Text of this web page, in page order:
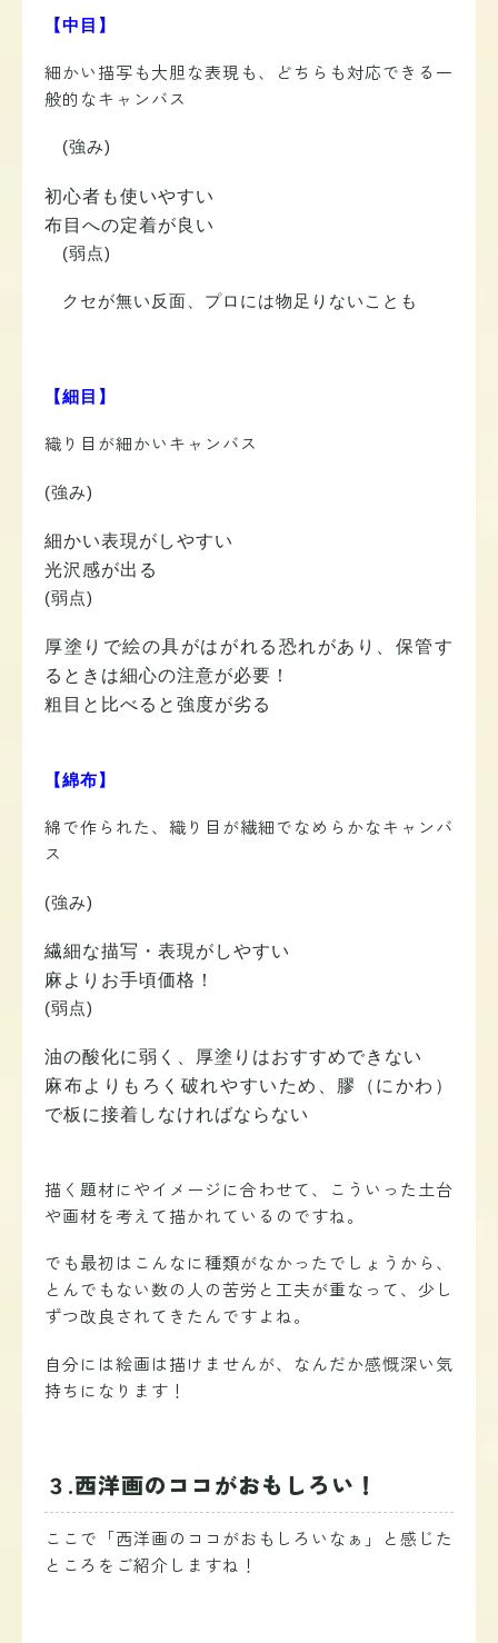
【中目】
細かい描写も大胆な表現も、どちらも対応できる一
般的なキャンバス
(強み)
初心者も使いやすい
布目への定着が良い
(弱点)
クセが無い反面、プロには物足りないことも
【細目】
織り目が細かいキャンバス
(強み)
細かい表現がしやすい
光沢感が出る
(弱点)
厚塗りで絵の具がはがれる恐れがあり、保管す
るときは細心の注意が必要！
粗目と比べると強度が劣る
【綿布】
綿で作られた、織り目が繊細でなめらかなキャンバ
ス
(強み)
繊細な描写・表現がしやすい
麻よりお手頃価格！
(弱点)
油の酸化に弱く、厚塗りはおすすめできない
麻布よりもろく破れやすいため、膠（にかわ）
で板に接着しなければならない
描く題材にやイメージに合わせて、こういった土台
や画材を考えて描かれているのですね。
でも最初はこんなに種類がなかったでしょうから、
とんでもない数の人の苦労と工夫が重なって、少し
ずつ改良されてきたんですよね。
自分には絵画は描けませんが、なんだか感慨深い気
持ちになります！
３.西洋画のココがおもしろい！
ここで「西洋画のココがおもしろいなぁ」と感じた
ところをご紹介しますね！